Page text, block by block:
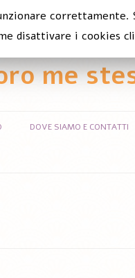
me
DOVE SIAMO E CONTATTI
correttamente.
disattivare i cookies